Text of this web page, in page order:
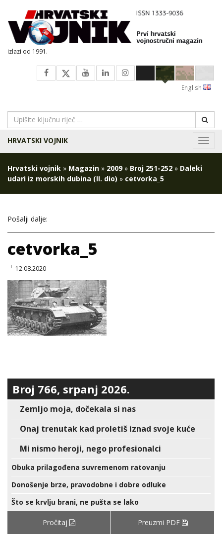
izlazi od 1991.
English
HRVATSKI VOJNIK
Hrvatski vojnik » Magazin » 2009» Broj 251-252 » Daleki
udari iz morskih dubina (II. dio) » cetvorka_5
Pošalji dalje:
cetvorka_5
12.08.2020
Broj 766, srpanj 2026.
Zemljo moja, dočekala si nas
Onaj trenutak kad proletiš iznad svoje kuće
Mi nismo heroji, nego profesionalci
Obuka prilagođena suvremenom ratovanju
Donošenje brze, pravodobne i dobre odluke
Što se krvlju brani, ne pušta se lako
Pročitaj Preuzmi PDF